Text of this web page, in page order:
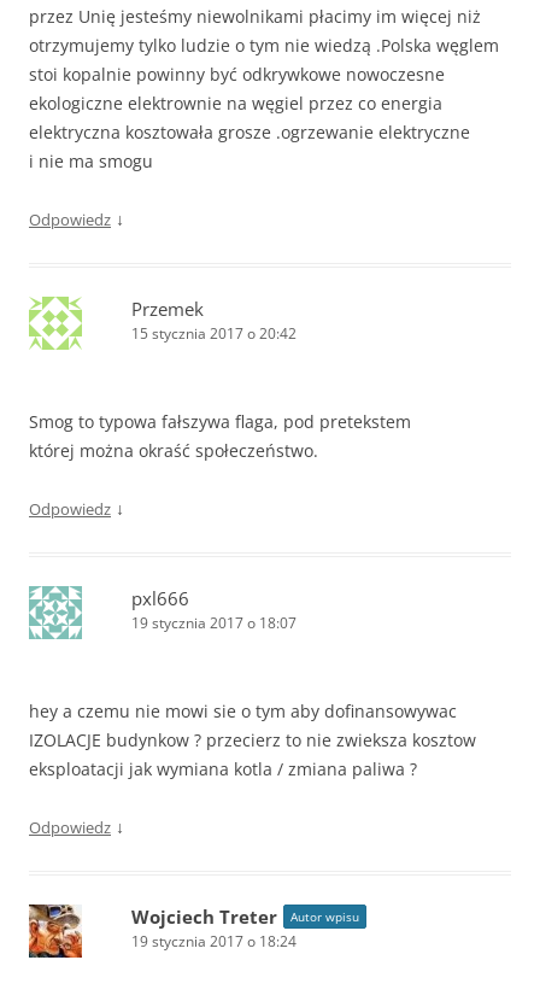
przez Unię jesteśmy niewolnikami płacimy im więcej niż
otrzymujemy tylko ludzie o tym nie wiedzą .Polska węglem
stoi kopalnie powinny być odkrywkowe nowoczesne
ekologiczne elektrownie na węgiel przez co energia
elektryczna kosztowała grosze .ogrzewanie elektryczne
i nie ma smogu
Odpowiedz ↓
Przemek
15 stycznia 2017 o 20:42
Smog to typowa fałszywa flaga, pod pretekstem
której można okraść społeczeństwo.
Odpowiedz ↓
pxl666
19 stycznia 2017 o 18:07
hey a czemu nie mowi sie o tym aby dofinansowywac
IZOLACJE budynkow ? przecierz to nie zwieksza kosztow
eksploatacji jak wymiana kotla / zmiana paliwa ?
Odpowiedz ↓
Wojciech Treter Autor wpisu
19 stycznia 2017 o 18:24